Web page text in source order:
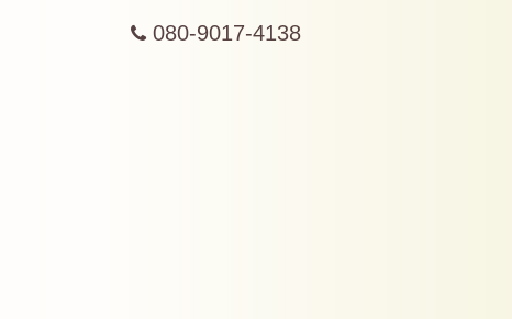
080-9017-4138